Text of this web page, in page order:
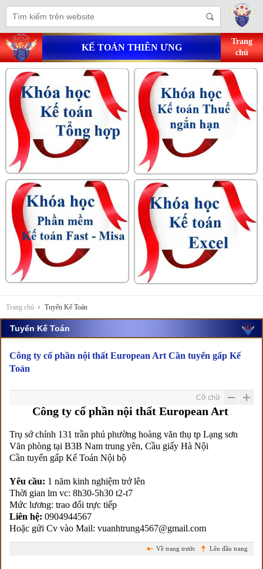
KẾ TOÁN THIÊN ƯNG
Trang
chủ
Trang chủ Tuyển Kế Toán
Tuyển Kế Toán
Công ty cổ phần nội thất European Art Cần tuyển gấp Kế
Toán
Cỡ chữ
Công ty cổ phần nội thất European Art
Trụ sở chính 131 trần phú phường hoàng văn thụ tp Lạng sơn
Văn phòng tại B3B Nam trung yên, Cầu giấy Hà Nội
Cần tuyển gấp Kế Toán Nội bộ
Yêu cầu: 1 năm kinh nghiệm trở lên
Thời gian lm vc: 8h30-5h30 t2-t7
Mức lương: trao đổi trực tiếp
Liên hệ: 0904944567
Hoặc gửi Cv vào Mail: vuanhtrung4567@gmail.com
Lên đầu trang
Về trang trước